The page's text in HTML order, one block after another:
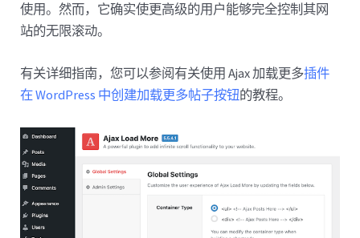
使用。然而，它确实使更高级的用户能够完全控制其网
站的无限滚动。
有关详细指南，您可以参阅有关使用 Ajax 加载更多插件
在 WordPress 中创建加载更多帖子按钮的教程。